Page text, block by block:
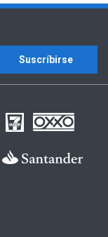
Suscríbirse